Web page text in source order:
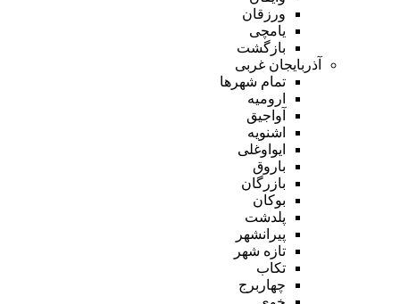
ورزقان
یامچی
بازگشت
آذربایجان غربی
تمام شهر‌ها
ارومیه
آواجیق
اشنویه
ایواوغلی
باروق
بازرگان
بوکان
پلدشت
پیرانشهر
تازه شهر
تکاب
چهاربرج